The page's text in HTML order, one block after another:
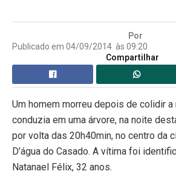
Por
Publicado em 04/09/2014 às 09:20
Compartilhar
Um homem morreu depois de colidir
conduzia em uma árvore, na noite
por volta das 20h40min, no centro da
D’água do Casado. A vítima foi
Natanael Félix, 32 anos.